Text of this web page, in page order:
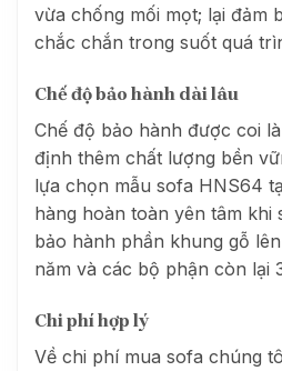
vừa chống mối mọt; lại đảm
chắc chắn trong suốt quá
Chế độ bảo hành dài lâu
Chế độ bảo hành được coi
định thêm chất lượng bền
lựa chọn mẫu sofa HNS64
hàng hoàn toàn yên tâm khi
bảo hành phần khung gỗ
năm và các bộ phận còn lại
Chi phí hợp lý
Về chi phí mua sofa chúng